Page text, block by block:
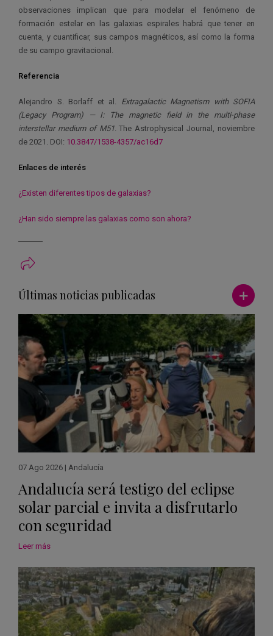
observaciones implican que para modelar el fenómeno de
formación estelar en las galaxias espirales habrá que tener en
cuenta, y cuantificar, sus campos magnéticos, así como la forma
de su campo gravitacional.
Referencia
Alejandro S. Borlaff et al. Extragalactic Magnetism with SOFIA
(Legacy Program) — I: The magnetic field in the multi-phase
interstellar medium of M51. The Astrophysical Journal, noviembre
de 2021. DOI: 10.3847/1538-4357/ac16d7
Enlaces de interés
¿Existen diferentes tipos de galaxias?
¿Han sido siempre las galaxias como son ahora?
Últimas noticias publicadas Ver más
07 Ago 2026 | Andalucía
Andalucía será testigo del eclipse
solar parcial e invita a disfrutarlo
con seguridad
Leer más